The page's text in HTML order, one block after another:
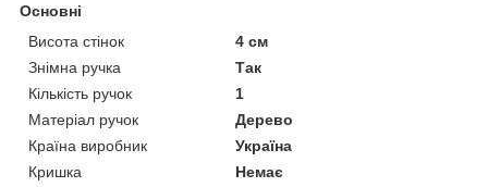
Основні
Висота стінок
4 см
Знімна ручка
Так
Кількість ручок
1
Матеріал ручок
Дерево
Країна виробник
Україна
Кришка
Немає